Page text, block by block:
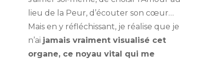
lieu de la Peur, d’écouter son cœur…
Mais en y réfléchissant, je réalise que je
n’ai jamais vraiment visualisé cet
organe, ce noyau vital qui me